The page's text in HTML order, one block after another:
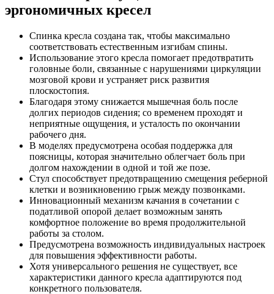
эргономичных кресел
Спинка кресла создана так, чтобы максимально
соответствовать естественным изгибам спины.
Использование этого кресла помогает предотвратить
головные боли, связанные с нарушениями циркуляции
мозговой крови и устраняет риск развития
плоскостопия.
Благодаря этому снижается мышечная боль после
долгих периодов сидения; со временем проходят и
неприятные ощущения, и усталость по окончании
рабочего дня.
В моделях предусмотрена особая поддержка для
поясницы, которая значительно облегчает боль при
долгом нахождении в одной и той же позе.
Стул способствует предотвращению смещения реберной
клетки и возникновению грыж между позвонками.
Инновационный механизм качания в сочетании с
податливой опорой делает возможным занять
комфортное положение во время продолжительной
работы за столом.
Предусмотрена возможность индивидуальных настроек
для повышения эффективности работы.
Хотя универсального решения не существует, все
характеристики данного кресла адаптируются под
конкретного пользователя.